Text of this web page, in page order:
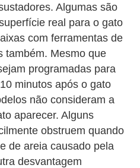
Algumas são
real para o gato
com ferramentas de
também. Mesmo que
programadas para
minutos após o gato
não consideram a
aparecer. Alguns
obstruem quando
de areia causado pela
desvantagem